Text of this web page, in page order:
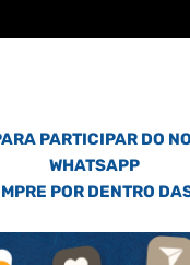
PARTICIPAR DO
WHATSAPP
POR DENTRO